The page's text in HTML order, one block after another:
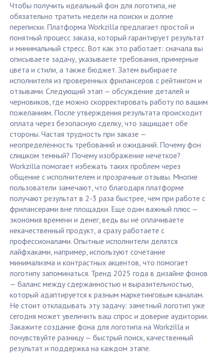
Чтобы получить идеальный фон для логотипа, не
обязательно тратить недели на поиски и долгие
переписки. Платформа Workzilla предлагает простой и
понятный процесс заказа, который гарантирует результат
и минимальный стресс. Вот как это работает: сначала вы
описываете задачу, указываете требования, примерные
цвета и стили, а также бюджет. Затем выбираете
исполнителя из проверенных фрилансеров с рейтингом и
отзывами. Следующий этап — обсуждение деталей и
черновиков, где можно скорректировать работу по вашим
пожеланиям. После утверждения результата происходит
оплата через безопасную сделку, что защищает обе
стороны. Частая трудность при заказе —
неопределённость требований и ожиданий. Почему фон
слишком темный? Почему изображение нечеткое?
Workzilla помогает избежать таких проблем через
общение с исполнителем и прозрачные отзывы. Многие
пользователи замечают, что благодаря платформе
получают результат в 2-3 раза быстрее, чем при работе с
фрилансерами вне площадки. Еще один важный плюс —
экономия времени и денег, ведь вы не оплачиваете
некачественный продукт, а сразу работаете с
профессионалами. Опытные исполнители делятся
лайфхаками, например, используют сочетание
минимализма и контрастных акцентов, что помогает
логотипу запоминаться. Тренд 2025 года в дизайне фонов
— баланс между сдержанностью и выразительностью,
который адаптируется к разным маркетинговым каналам.
Не стоит откладывать эту задачу: заметный логотип уже
сегодня может увеличить ваш спрос и доверие аудитории.
Закажите создание фона для логотипа на Workzilla и
почувствуйте разницу — быстрый поиск, качественный
результат и поддержка на каждом этапе.